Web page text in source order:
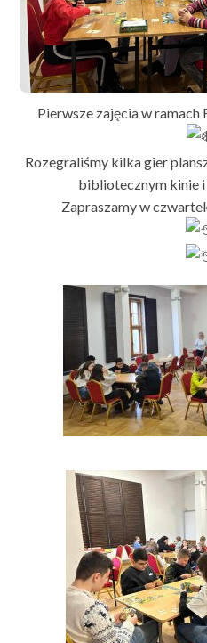
Pierwsze zajęcia w
Rozegraliśmy kilka gier
bibliotecznym kinie
Zapraszamy w